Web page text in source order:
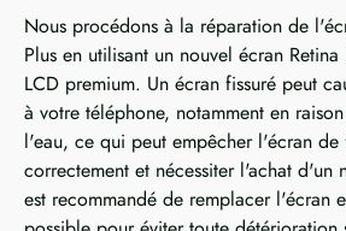
Nous procédons à la réparation de
Plus en utilisant un nouvel écran
LCD premium. Un écran fissuré peut
à votre téléphone, notamment en
l'eau, ce qui peut empêcher l'écran de
correctement et nécessiter l'achat d'un
est recommandé de remplacer l'écran